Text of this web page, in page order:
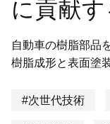
に貢献
自動車の樹脂部品
樹脂成形と表面塗
#次世代技術